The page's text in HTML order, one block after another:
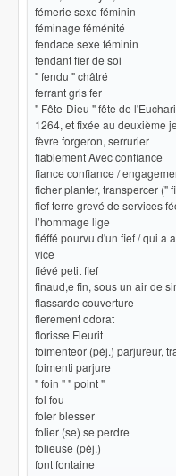
fémerie sexe féminin
féminage féménité
fendace sexe féminin
fendant fier de soi
" fendu " châtré
ferrant gris fer
" Fête-Dieu " fête de
1264, et fixée au deuxième
fèvre forgeron, serrurier
fiablement Avec confiance
fiance confiance /
ficher planter, transpercer ("
fief terre grevé de services
l’hommage lige
fiéffé pourvu d'un fief / qui a
vice
fiévé petit fief
finaud,e fin, sous un air de
flassarde couverture
flerement odorat
florisse Fleurit
foimenteor (péj.) parjureur,
foimenti parjure
" foin " " point "
fol fou
foler blesser
folier (se) se perdre
folieuse (péj.)
font fontaine